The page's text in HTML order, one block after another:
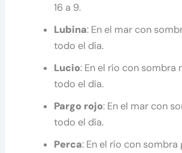
16 a 9.
Lubina: En el mar con
todo el día.
Lucio: En el río con sombra
todo el día.
Pargo rojo: En el mar con
todo el día.
Perca: En el río con